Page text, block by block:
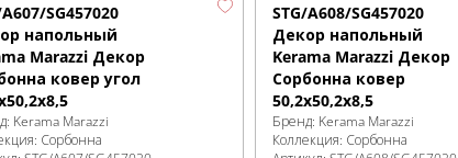
SG457020
напольный
Marazzi Декор
ковер угол
Kerama Marazzi
Сорбонна
STG/A608/SG457020
Декор напольный
Kerama Marazzi Декор
Сорбонна ковер
50,2x50,2x8,5
Бренд: Kerama Marazzi
Коллекция: Сорбонна